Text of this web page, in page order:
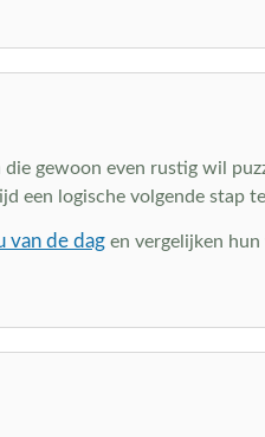
gewoon even rustig wil
een logische volgende stap
van de dagen vergelijken hun